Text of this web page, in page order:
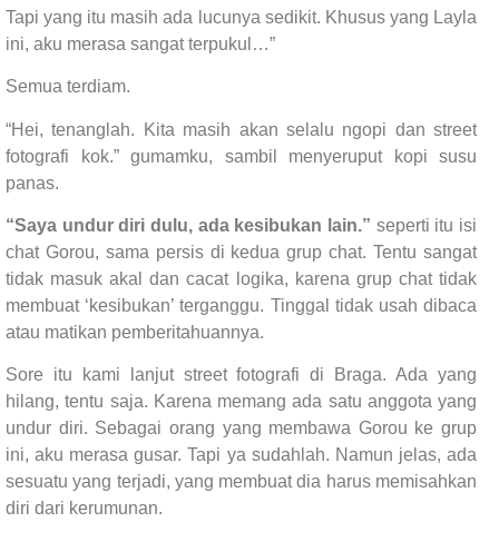
Tapi yang itu masih ada lucunya sedikit. Khusus yang Layla
ini, aku merasa sangat terpukul…”
Semua terdiam.
“Hei, tenanglah. Kita masih akan selalu ngopi dan street
fotografi kok.” gumamku, sambil menyeruput kopi susu
panas.
“Saya undur diri dulu, ada kesibukan lain.” seperti itu isi
chat Gorou, sama persis di kedua grup chat. Tentu sangat
tidak masuk akal dan cacat logika, karena grup chat tidak
membuat ‘kesibukan’ terganggu. Tinggal tidak usah dibaca
atau matikan pemberitahuannya.
Sore itu kami lanjut street fotografi di Braga. Ada yang
hilang, tentu saja. Karena memang ada satu anggota yang
undur diri. Sebagai orang yang membawa Gorou ke grup
ini, aku merasa gusar. Tapi ya sudahlah. Namun jelas, ada
sesuatu yang terjadi, yang membuat dia harus memisahkan
diri dari kerumunan.